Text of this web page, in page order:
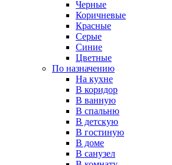
Черные
Коричневые
Красные
Серые
Синие
Цветные
По назначению
На кухне
В коридор
В ванную
В спальню
В детскую
В гостиную
В доме
В санузел